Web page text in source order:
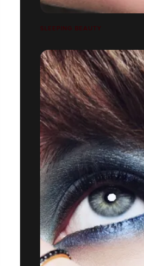
SLEEPING BEAUTY